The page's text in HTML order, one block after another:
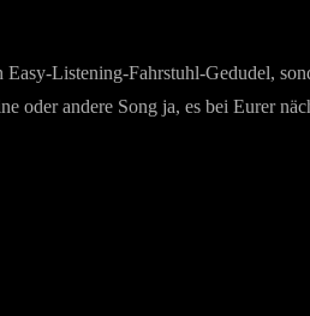
Listening-Fahrstuhl-Gedudel,
andere Song ja, es bei Eurer